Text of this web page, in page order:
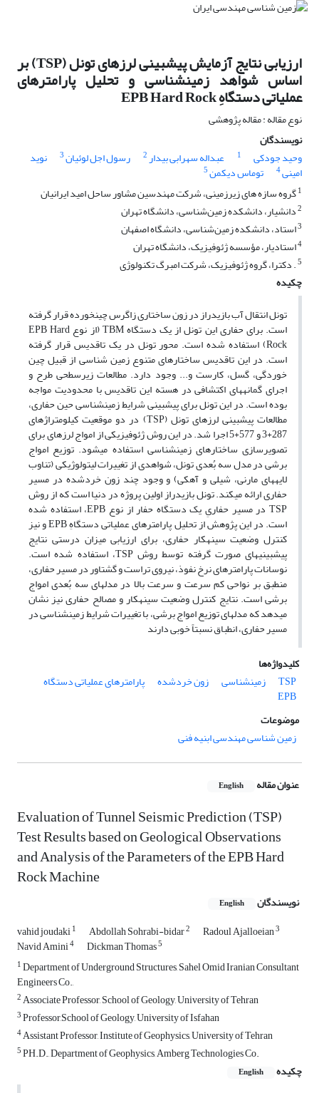
ارزیابی نتایج آزمایش پیش‎بینی‎ لرزه‎ای تونل (TSP) بر
اساس شواهد زمین‎شناسی و تحلیل پارامترهای
عملیاتی دستگاهِ EPB Hard Rock
نوع مقاله : مقاله پژوهشی
نویسندگان
وحید جودکی
1 عبداله سهرابی بیدار2 رسول اجل لوئیان3 نوید
امینی4 توماس دیکمن5
1گروه سازه های زیرزمینی، شرکت مهندسین مشاور ساحل امید ایرانیان
2دانشیار، دانشکده زمین‌شناسی، دانشگاه تهران
3استاد، دانشکده زمین‌شناسی، دانشگاه اصفهان
4استادیار، مؤسسه ژئوفیزیک، دانشگاه تهران
5. دکترا، گروه ژئوفیزیک، شرکت امبرگ تکنولوژی
چکیده
تونل انتقال آب بازی‎دراز در زون ساختاری زاگرس چین‎خورده قرار گرفته
است. برای حفاری این تونل از یک دستگاه TBM (از نوع EPB Hard
Rock) استفاده شده است. محور تونل در یک تاقدیس قرار گرفته
است. در این تاقدیس ساختارهای متنوع زمین شناسی از قبیل چین
خوردگی، گسل، کارست و... وجود دارد. مطالعات زیرسطحی طرح و
اجرای گمانه‎های اکتشافی در هسته این تاقدیس با محدودیت مواجه
بوده است. در این تونل برای پیش‎بینی شرایط زمین‎شناسی حین حفاری،
مطالعات‎ پیش‎بینی‎ لرزه‎ای تونل (TSP) در دو موقعیت کیلومتراژهای
287+3 و 577+5 اجرا شد. در این روش ژئوفیزیکی از امواج لرزه‎ای برای
تصویرسازی ساختارهای زمین‎شناسی استفاده می‎شود. توزیع امواج
برشی در مدل سه بُعدی تونل، شواهدی از تغییرات لیتولوژیکی (تناوب
لایه‎های مارنی، شیلی و آهکی) و وجود چند زون خردشده در مسیر
حفاری ارائه می‎کند. تونل بازی‎دراز اولین پروژه در دنیا است که از روش
TSP در مسیر حفاریِ یک دستگاه حفار از نوع EPB، استفاده شده
است. در این پژوهش از تحلیل پارامترهای عملیاتی دستگاهِ EPB و نیز
کنترل وضعیت سینه‎کار حفاری، برای ارزیابی میزان درستی نتایج
پیش‎بینی‎های صورت گرفته توسط روش TSP، استفاده شده است.
نوسانات پارامترهای نرخ نفوذ، نیروی تراست و گشتاور در مسیر حفاری،
منطبق بر نواحی کم سرعت و سرعت بالا در مدلهای سه بُعدی امواج
برشی است. نتایج کنترل وضعیت سینه‏کار و مصالح حفاری نیز نشان
می‎دهد که مدلهای توزیع امواج برشی، با تغییرات شرایط زمین‎شناسی در
مسیر حفاری، انطباق نسبتاً خوبی دارند
کلیدواژه‌ها
TSP
زمین‎شناسی زون خردشده پارامترهای عملیاتی دستگاه
EPB
موضوعات
زمین شناسی مهندسی ابنیه فنی
عنوان مقاله English
Evaluation of Tunnel Seismic Prediction (TSP)
Test Results based on Geological Observations
and Analysis of the Parameters of the EPB Hard
Rock Machine
نویسندگان English
vahid joudaki1 Abdollah Sohrabi-bidar2 Radoul Ajalloeian3
Navid Amini4 Dickman Thomas5
1Department of Underground Structures, Sahel Omid Iranian Consultant
Engineers Co.,
2Associate Professor, School of Geology, University of Tehran
3Professor,School of Geology, University of Isfahan
4Assistant Professor, Institute of Geophysics, University of Tehran
5PH.D., Department of Geophysics, Amberg Technologies Co.
چکیده
English